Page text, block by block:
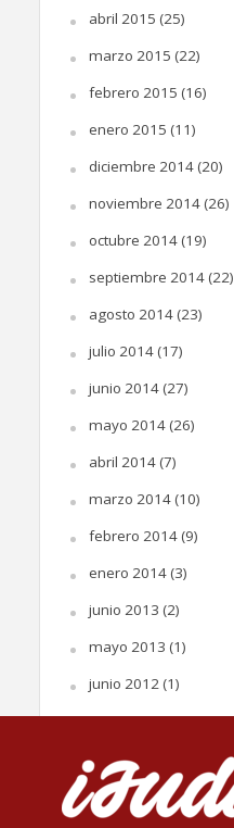
abril 2015 (25)
marzo 2015 (22)
febrero 2015 (16)
enero 2015 (11)
diciembre 2014(20)
noviembre 2014(26)
octubre 2014(19)
septiembre 2014(22)
agosto 2014(23)
julio 2014(17)
junio 2014(27)
mayo 2014(26)
abril 2014(7)
marzo 2014(10)
febrero 2014(9)
enero 2014(3)
junio 2013 (2)
mayo 2013 (1)
junio 2012(1)